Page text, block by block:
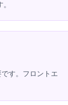
す。フロントエ